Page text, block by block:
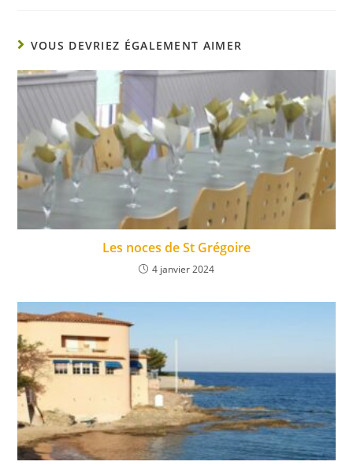
VOUS DEVRIEZ ÉGALEMENT AIMER
Les noces de St Grégoire
4 janvier 2024